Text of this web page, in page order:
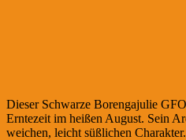
Dieser Schwarze Borengajulie
Erntezeit im heißen August. Sein
weichen, leicht süßlichen Charakter.